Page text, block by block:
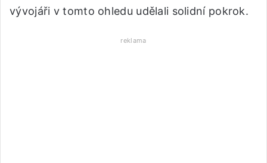
vývojáři v tomto ohledu udělali solidní pokrok.
reklama